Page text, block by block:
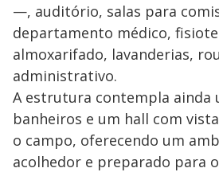
—, auditório, salas para
departamento médico,
almoxarifado, lavanderias,
administrativo.
A estrutura contempla ainda
banheiros e um hall com
o campo, oferecendo um
acolhedor e preparado para